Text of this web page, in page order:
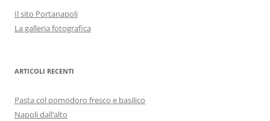
Il sito Portanapoli
La galleria fotografica
ARTICOLI RECENTI
Pasta col pomodoro fresco e basilico
Napoli dall’alto